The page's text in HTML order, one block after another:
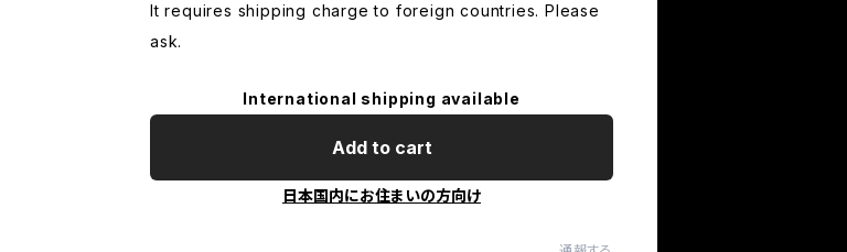
It requires shipping charge to foreign countries. Please
ask.
International shipping available
Add to cart
日本国内にお住まいの方向け